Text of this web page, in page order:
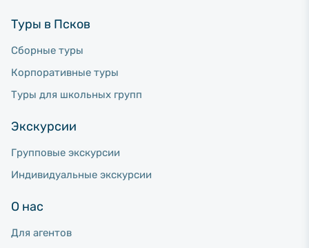
Туры в Псков
Сборные туры
Корпоративные туры
Туры для школьных групп
Экскурсии
Групповые экскурсии
Индивидуальные экскурсии
О нас
Для агентов